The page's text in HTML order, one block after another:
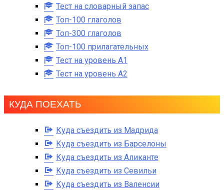
Тест на словарный запас
Топ-100 глаголов
Топ-300 глаголов
Топ-100 прилагательных
Тест на уровень A1
Тест на уровень A2
КУДА ПОЕХАТЬ
Куда съездить из Мадрида
Куда съездить из Барселоны
Куда съездить из Аликанте
Куда съездить из Севильи
Куда съездить из Валенсии